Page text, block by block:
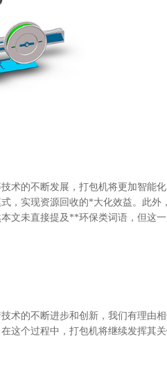
术的不断发展，打包机将更加智能
，实现资源回收的*大化效益。此外
文未直接提及**环保类词语，但这一
术的不断进步和创新，我们有理由
这个过程中，打包机将继续发挥其